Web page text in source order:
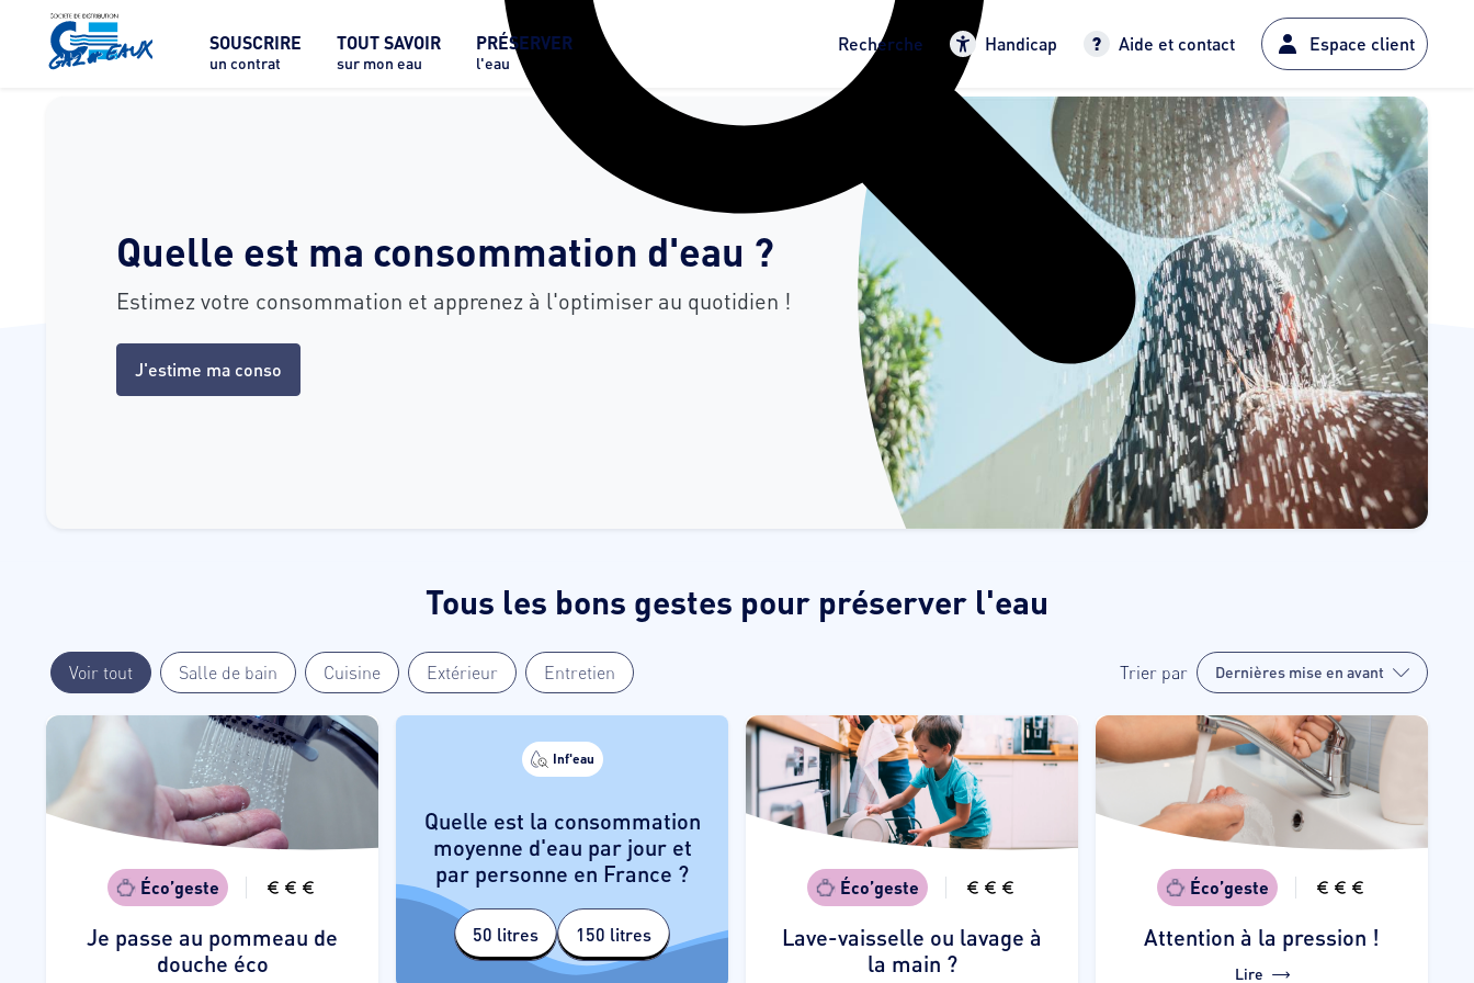
SOUSCRIRE
un contrat
TOUT SAVOIR
sur mon eau
PRÉSERVER
l'eau
Recherche Handicap Aide et contact Espace client
Quelle est ma consommation d'eau ?
Estimez votre consommation et apprenez à l'optimiser au quotidien !
J'estime ma conso
Tous les bons gestes pour préserver l'eau
Voir tout Salle de bain Cuisine Extérieur Entretien Trier par Dernières mise en avant
Éco’geste
Je passe au pommeau de
douche éco
Inf'eau
Quelle est la consommation
moyenne d'eau par jour et
par personne en France ?
50 litres 150 litres
BRAVO
En effet, en France la consommation
moyenne d'eau par jour et par
personne
correspond à 150 litres dont
plus de 60 % pour la douche et les
toilettes
.
Éco’geste
Lave-vaisselle ou lavage à
la main ?
Éco’geste
Attention à la pression !
Lire